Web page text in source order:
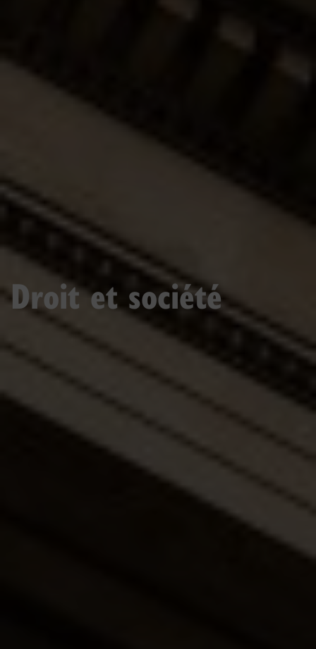
Droit et société